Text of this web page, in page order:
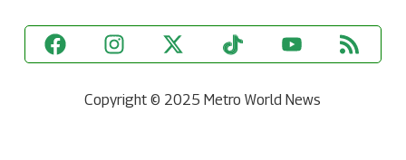
Copyright © 2025 Metro World News